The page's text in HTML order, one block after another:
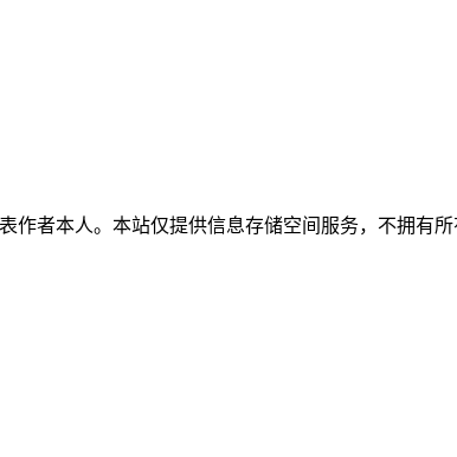
作者本人。本站仅提供信息存储空间服务，不拥有